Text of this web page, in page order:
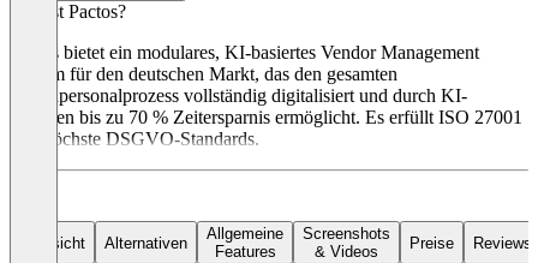
Was ist Pactos?
Pactos bietet ein modulares, KI-basiertes Vendor Management
System für den deutschen Markt, das den gesamten
Fremdpersonalprozess vollständig digitalisiert und durch KI-
Agenten bis zu 70 % Zeitersparnis ermöglicht. Es erfüllt ISO 27001
und höchste DSGVO-Standards.
Übersicht Alternativen
Allgemeine
Features
Screenshots
& Videos
Preise Reviews